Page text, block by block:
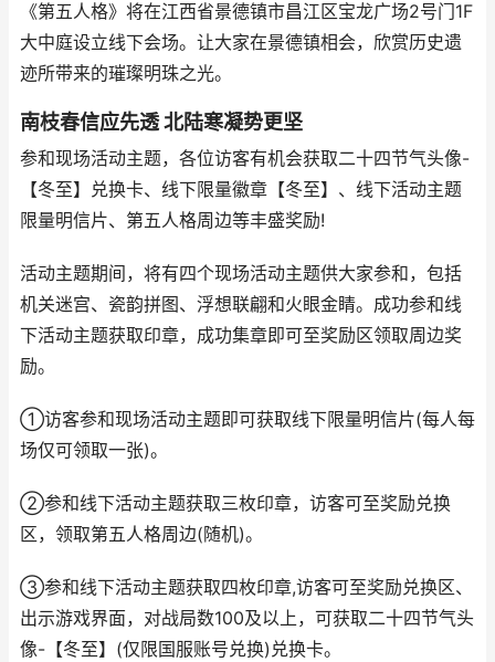
《第五人格》将在江西省景德镇市昌江区宝龙广场2号门1F
大中庭设立线下会场。让大家在景德镇相会，欣赏历史遗
迹所带来的璀璨明珠之光。
南枝春信应先透 北陆寒凝势更坚
参和现场活动主题，各位访客有机会获取二十四节气头像-
【冬至】兑换卡、线下限量徽章【冬至】、线下活动主题
限量明信片、第五人格周边等丰盛奖励!
活动主题期间，将有四个现场活动主题供大家参和，包括
机关迷宫、瓷韵拼图、浮想联翩和火眼金睛。成功参和线
下活动主题获取印章，成功集章即可至奖励区领取周边奖
励。
①访客参和现场活动主题即可获取线下限量明信片(每人每
场仅可领取一张)。
②参和线下活动主题获取三枚印章，访客可至奖励兑换
区，领取第五人格周边(随机)。
③参和线下活动主题获取四枚印章,访客可至奖励兑换区、
出示游戏界面，对战局数100及以上，可获取二十四节气头
像-【冬至】(仅限国服账号兑换)兑换卡。